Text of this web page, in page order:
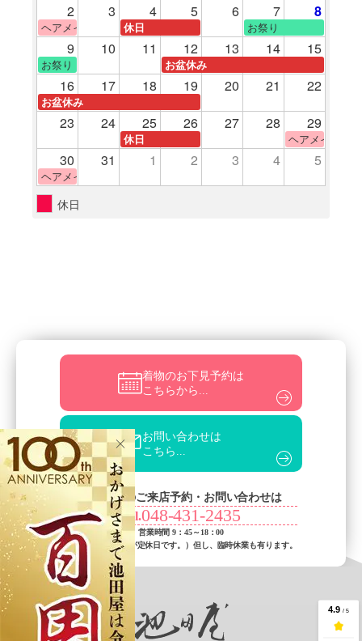
2 3 4 5 6 7 8
ヘアメイク体験 休日 お祭り
9 10 11 12 13 14 15
お祭り お盆休み
16 17 18 19 20 21 22
お盆休み
23 24 25 26 27 28 29
休日 ヘアメイク体験
30 31 1 2 3 4 5
ヘアメイク体験
休日
着物のお下見予約は
こちらから...
お問い合わせは
こちら...
お電話でのご来店予約・お問い合わせは
Tel.048-431-2435
営業時間 9：45～18：00
（火曜日・水曜日が定休日です。） 但し、臨時休業も有ります。